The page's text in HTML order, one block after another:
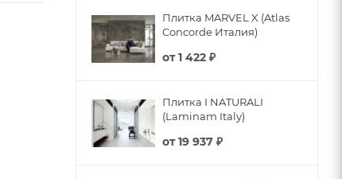
Плитка MARVEL X (Atlas
Concorde Италия)
от1 422 ₽
Плитка I NATURALI
(Laminam Italy)
от19 937 ₽